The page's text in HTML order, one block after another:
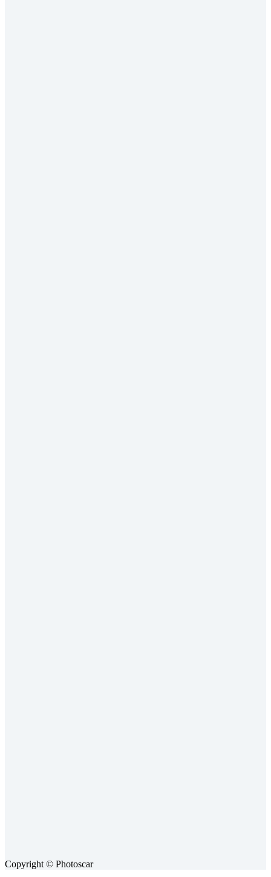
Copyright © Photoscar